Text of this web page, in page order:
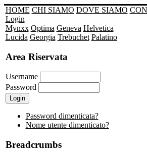
HOME CHI SIAMO DOVE SIAMO
Login
Mynxx Optima Geneva Helvetica
Lucida Georgia Trebuchet Palatino
Area Riservata
Username
Password
Password dimenticata?
Nome utente dimenticato?
Breadcrumbs